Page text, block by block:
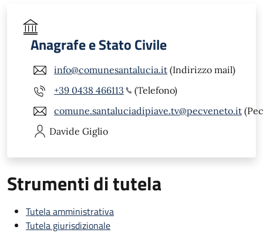
Anagrafe e Stato Civile
info@comunesantalucia.it (Indirizzo mail)
+39 0438 466113
(Telefono)
comune.santaluciadipiave.tv@pecveneto.it
Davide Giglio
Strumenti di tutela
Tutela amministrativa
Tutela giurisdizionale